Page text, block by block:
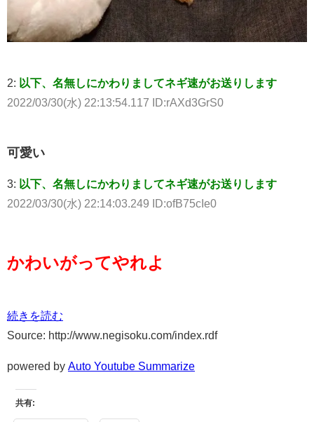
2: 以下、名無しにかわりましてネギ速がお送りします
2022/03/30(水) 22:13:54.117 ID:rAXd3GrS0
可愛い
3: 以下、名無しにかわりましてネギ速がお送りします
2022/03/30(水) 22:14:03.249 ID:ofB75cIe0
かわいがってやれよ
続きを読む
Source: http://www.negisoku.com/index.rdf
powered by Auto Youtube Summarize
共有: